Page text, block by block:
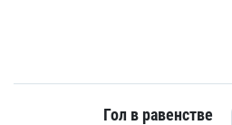
Гол в равенстве